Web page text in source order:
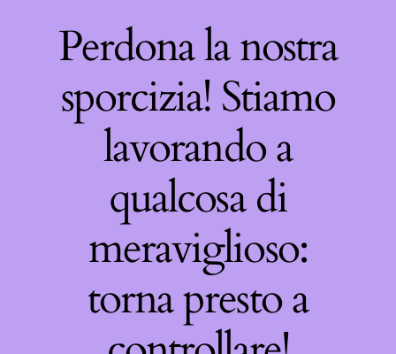
Perdona la nostra
sporcizia! Stiamo
lavorando a
qualcosa di
meraviglioso:
torna presto a